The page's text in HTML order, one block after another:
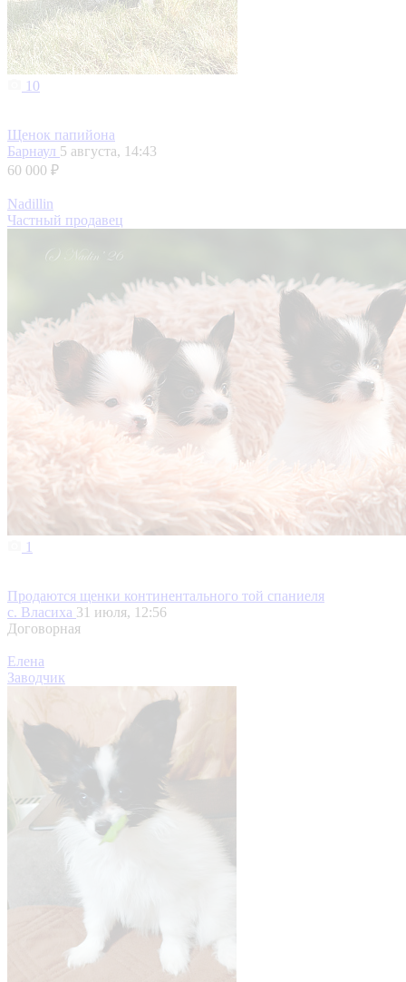
10
Щенок папийона
Барнаул 5 августа, 14:43
60 000 ₽
Nadillin
Частный продавец
1
Продаются щенки континентального той спаниеля
с. Власиха 31 июля, 12:56
Договорная
Елена
Заводчик